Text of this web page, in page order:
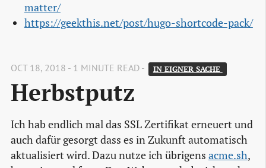
matter/
https://geekthis.net/post/hugo-shortcode-pack/
OCT 18, 2018 - 1 MINUTE READ - IN EIGNER SACHE
Herbstputz
Ich hab endlich mal das SSL Zertifikat erneuert und
auch dafür gesorgt dass es in Zukunft automatisch
aktualisiert wird. Dazu nutze ich übrigens acme.sh,